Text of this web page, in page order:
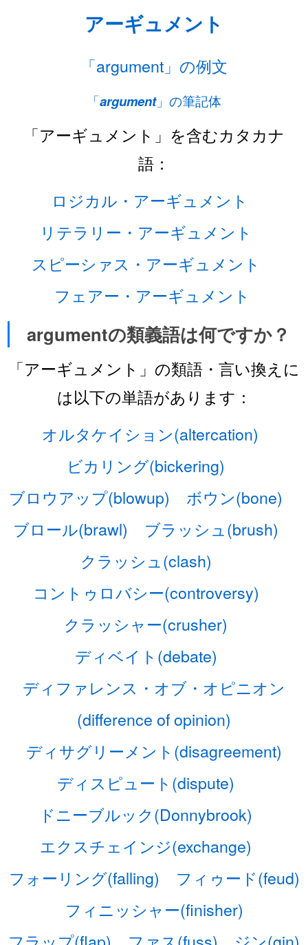
アーギュメント
「argument」の例文
「argument」の筆記体
「アーギュメント」を含むカタカナ
語：
ロジカル・アーギュメント
リテラリー・アーギュメント
スピーシァス・アーギュメント
フェアー・アーギュメント
argumentの類義語は何ですか？
「アーギュメント」の類語・言い換えに
は以下の単語があります：
オルタケイション(altercation)
ビカリング(bickering)
ブロウアップ(blowup)
ボウン(bone)
ブロール(brawl)
ブラッシュ(brush)
クラッシュ(clash)
コントゥロバシー(controversy)
クラッシャー(crusher)
ディベイト(debate)
ディファレンス・オブ・オピニオン
(difference of opinion)
ディサグリーメント(disagreement)
ディスピュート(dispute)
ドニーブルック(Donnybrook)
エクスチェインジ(exchange)
フォーリング(falling)
フィゥード(feud)
フィニッシャー(finisher)